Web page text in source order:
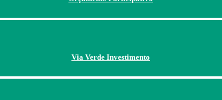
Via Verde Investimento